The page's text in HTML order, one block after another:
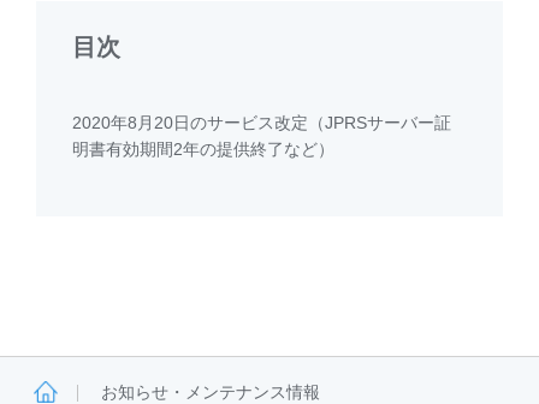
目次
2020年8月20日のサービス改定（JPRSサーバー証
明書有効期間2年の提供終了など）
お知らせ・メンテナンス情報